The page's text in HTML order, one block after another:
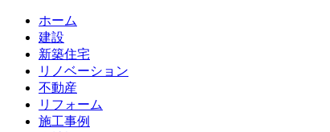
ホーム
建設
新築住宅
リノベーション
不動産
リフォーム
施工事例